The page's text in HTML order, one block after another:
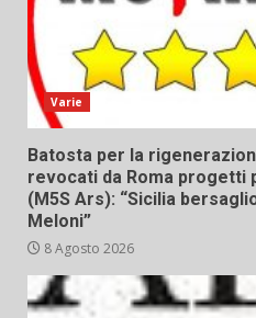
Varie
Batosta per la
revocati da Roma progetti
(M5S Ars): “Sicilia
Meloni”
8 Agosto 2026